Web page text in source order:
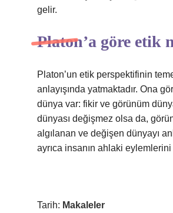
gelir.
Platon’a göre etik
Platon’un etik perspektifinin
anlayışında yatmaktadır. Ona
dünya var: fikir ve görünüm
dünyası değişmez olsa da,
algılanan ve değişen dünyayı
ayrıca insanın ahlaki
Tarih: Makaleler